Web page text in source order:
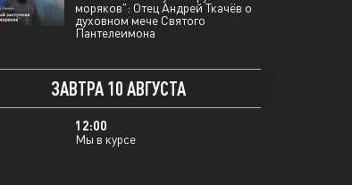
моряков": Отец Андрей Ткачёв о
духовном мече Святого
Пантелеимона
ЗАВТРА 10 АВГУСТА
12:00
Мы в курсе